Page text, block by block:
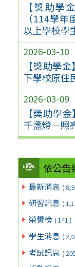
【獎助學
（114學
以上學校學
2026-03-10
【獎助學
下學校原住
2026-03-09
【獎助學
千盞燈—照
依公告
最新消息 (
研習訊息 (
榮譽榜 ( 141 )
學生消息 (
考試訊息 (